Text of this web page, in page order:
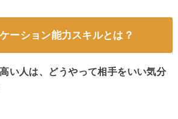
ーション能力スキルとは？
い人は、どうやって相手をいい気分